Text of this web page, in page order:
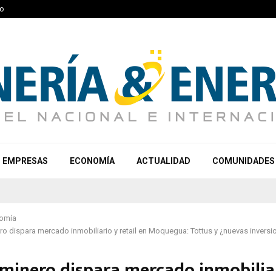
EMPRESAS ECONOMÍA ACTUALIDAD COMUNIDADES
dispara mercado inmobiliario y retail en Moquegua: Tottus y ¿nuevas